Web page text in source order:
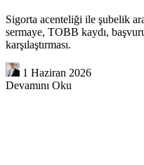
Sigorta acenteliği ile şubelik
sermaye, TOBB kaydı,
karşılaştırması.
1 Haziran 2026
Devamını Oku